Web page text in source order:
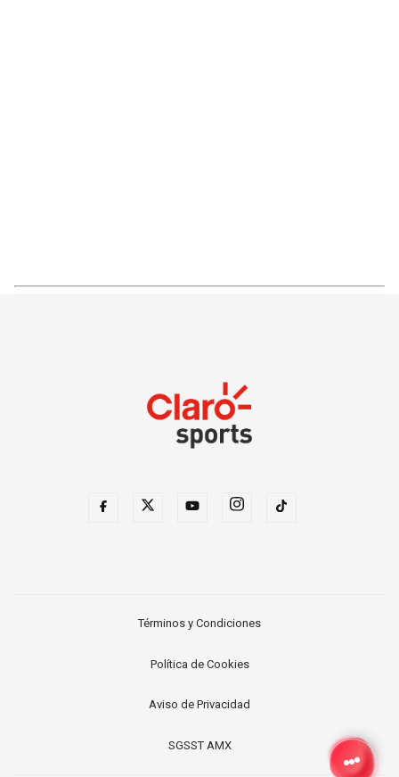
Términos y Condiciones
Política de Cookies
Aviso de Privacidad
SGSST AMX